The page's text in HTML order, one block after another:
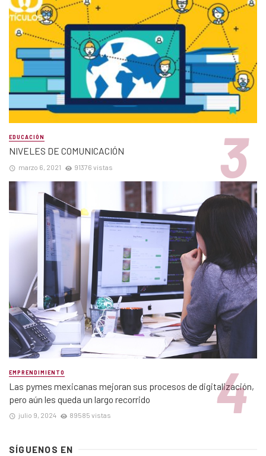
EDUCACIÓN
NIVELES DE COMUNICACIÓN
marzo 6, 2021 91376 vistas
EMPRENDIMIENTO
Las pymes mexicanas mejoran sus procesos de digitalización,
pero aún les queda un largo recorrido
julio 9, 2024 89585 vistas
SÍGUENOS EN